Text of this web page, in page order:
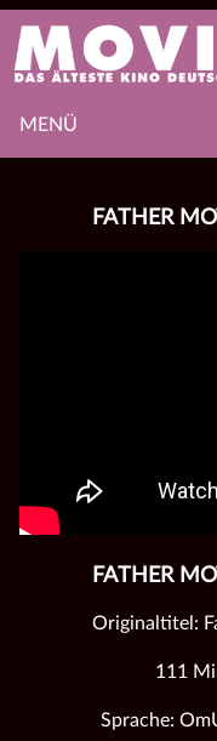
MENÜ
FATHER
FATHER
Originaltitel:
111
Sprache: